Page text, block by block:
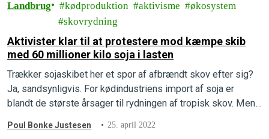
Landbrug kødproduktion aktivisme
økosystem
skovrydning
Aktivister klar til at protestere mod kæmpe skib
med 60 millioner kilo soja i lasten
Trækker sojaskibet her et spor af afbrændt skov efter sig?
Ja, sandsynligvis. For kødindustriens import af soja er
blandt de største årsager til rydningen af tropisk skov. Men
skovlov kan og skal blive game changeren, der gør sojaen
Poul Bonke Justesen 25. april 2022